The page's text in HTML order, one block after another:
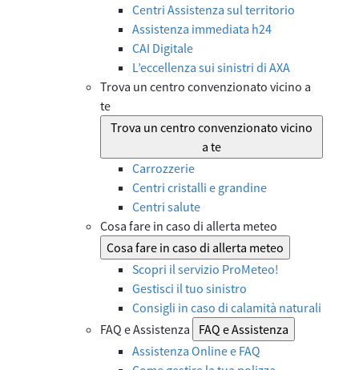
Centri Assistenza sul territorio
Assistenza immediata h24
CAI Digitale
L’eccellenza sui sinistri di AXA
Trova un centro convenzionato vicino a
te
Trova un centro convenzionato vicino
a te
Carrozzerie
Centri cristalli e grandine
Centri salute
Cosa fare in caso di allerta meteo
Cosa fare in caso di allerta meteo
Scopri il servizio ProMeteo!
Gestisci il tuo sinistro
Consigli in caso di calamità naturali
FAQ e Assistenza
FAQ e Assistenza
Assistenza Online e FAQ